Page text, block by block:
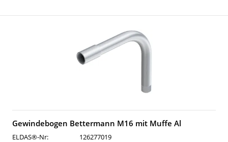
Gewindebogen Bettermann M16 mit Muffe Al
ELDAS®-Nr: 126277019